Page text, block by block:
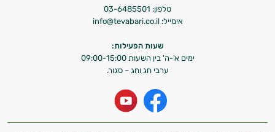
טלפון: 03-6485501
אימייל: info@tevabari.co.il
שעות הפעילות:
ימים א'-ה' בין השעות 09:00-15:00
ערבי חג וחג – סגור.